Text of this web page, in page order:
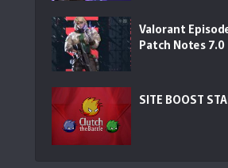
【Amazon.co.jp限定】 Logicool G 8000Hz
(5434)
Valorant
Patch Notes 7.0
SITE BOOST